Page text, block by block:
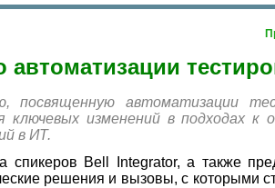
автоматизации
изменений в подходах к
в ИT.
Bell Integrator, а также
решения и вызовы, с которыми